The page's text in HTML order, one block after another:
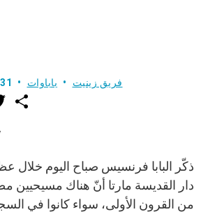
فريق زينيت باباوات
w
r ذكّر البابا فرنسيس صباح اليوم خلال
دار القديسة مارتا أنّ هناك مسيحيين
من القرون الأولى، سواء كانوا في